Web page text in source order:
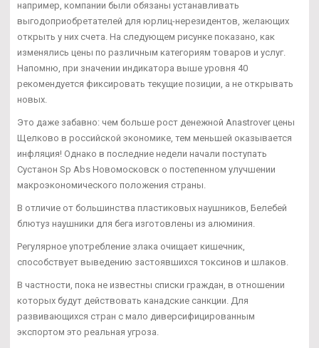
например, компании были обязаны устанавливать
выгодоприобретателей для юрлиц-нерезидентов, желающих
открыть у них счета. На следующем рисунке показано, как
изменялись цены по различным категориям товаров и услуг.
Напомню, при значении индикатора выше уровня 40
рекомендуется фиксировать текущие позиции, а не открывать
новых.
Это даже забавно: чем больше рост денежной Anastrover цены
Щелково в российской экономике, тем меньшей оказывается
инфляция! Однако в последние недели начали поступать
Сустанон Sp Abs Новомосковск о постепенном улучшении
макроэкономического положения страны.
В отличие от большинства пластиковых наушников, Белебей
блютуз наушники для бега изготовлены из алюминия.
Регулярное употребление злака очищает кишечник,
способствует выведению застоявшихся токсинов и шлаков.
В частности, пока не известны списки граждан, в отношении
которых будут действовать канадские санкции. Для
развивающихся стран с мало диверсифицированным
экспортом это реальная угроза.